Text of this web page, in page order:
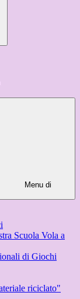
Menu di
Scuola Vola a
di Giochi
riciclato"